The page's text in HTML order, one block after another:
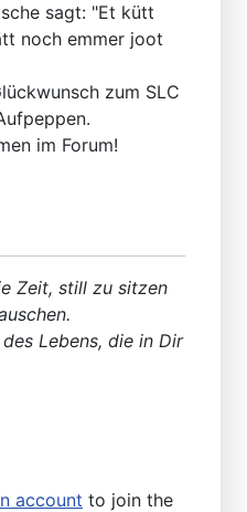
sagt: "Et kütt
noch emmer joot
zum SLC
im Forum!
Zeit, still zu sitzen
Lebens, die in Dir
account to join the